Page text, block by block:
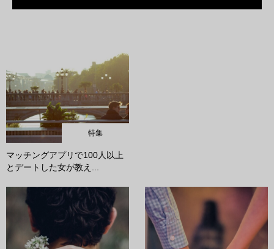
特集
マッチングアプリで100人以上
とデートした女が教え...